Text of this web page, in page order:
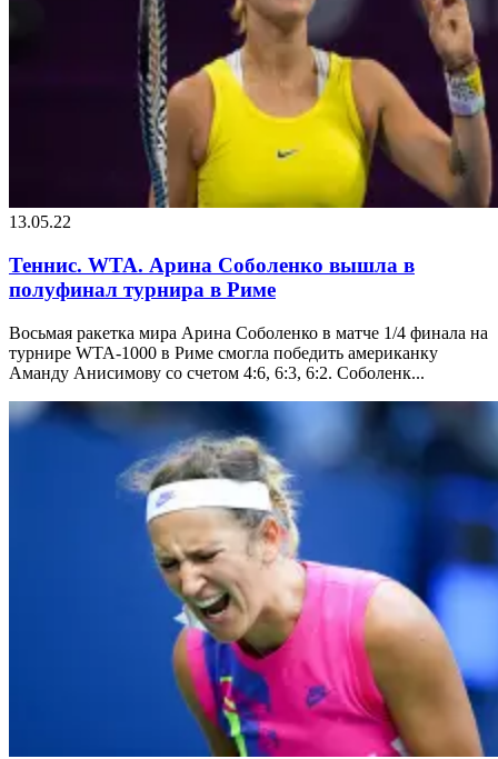
13.05.22
Теннис. WTA. Арина Соболенко вышла в
полуфинал турнира в Риме
Восьмая ракетка мира Арина Соболенко в матче 1/4 финала на
турнире WTA-1000 в Риме смогла победить американку
Аманду Анисимову со счетом 4:6, 6:3, 6:2. Соболенк...